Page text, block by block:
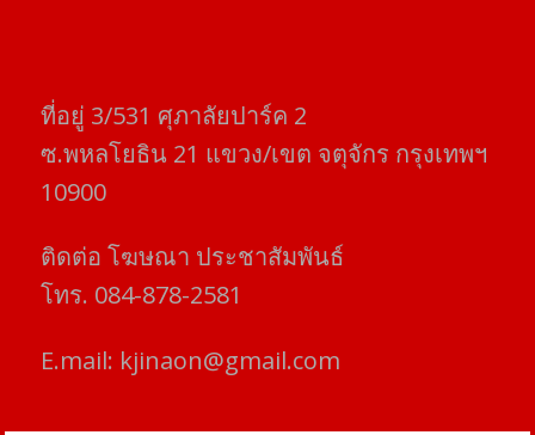
ที่อยู่​ 3/531​ ศุภาลัยปาร์ค​ 2
ซ.พหลโยธิน​ 21​ แขวง/เขต​ จตุจักร​ กรุงเทพฯ
10900
ติดต่อ​ โฆษณา​ ประชาสัมพันธ์
โทร​. 084-878-2581
E.mail: kjinaon@gmail.com